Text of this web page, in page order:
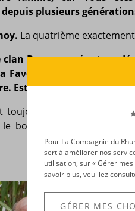
plusieurs
La quatrième
clan Dormoy qui est au
Favorite. Nous avons
Est-il toujours actif ?
toujours lui le patron ! Et
bon sens, cela lui donne
Pour La Compagnie du
sert à améliorer nos
utilisation, sur « Gérer
savoir plus, veuillez
GÉRER MES